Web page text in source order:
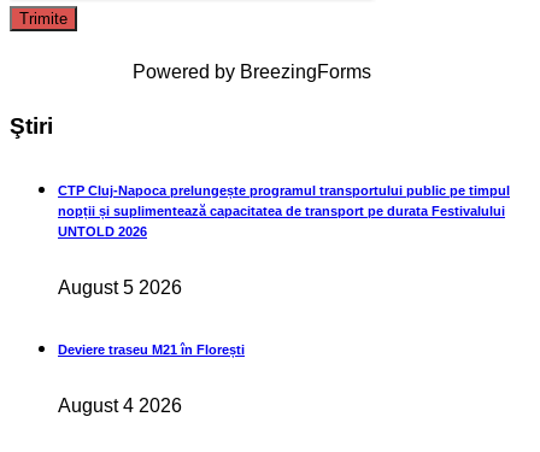
Trimite
Powered by BreezingForms
Ştiri
CTP Cluj-Napoca prelungește programul transportului public pe timpul
nopții și suplimentează capacitatea de transport pe durata Festivalului
UNTOLD 2026
August 5 2026
Deviere traseu M21 în Florești
August 4 2026